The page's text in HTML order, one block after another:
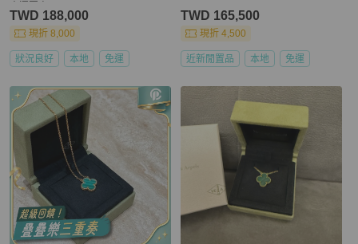
TWD 188,000
現折 8,000
狀況良好 本地 免運
TWD 165,500
現折 4,500
近新閒置品 本地 免運